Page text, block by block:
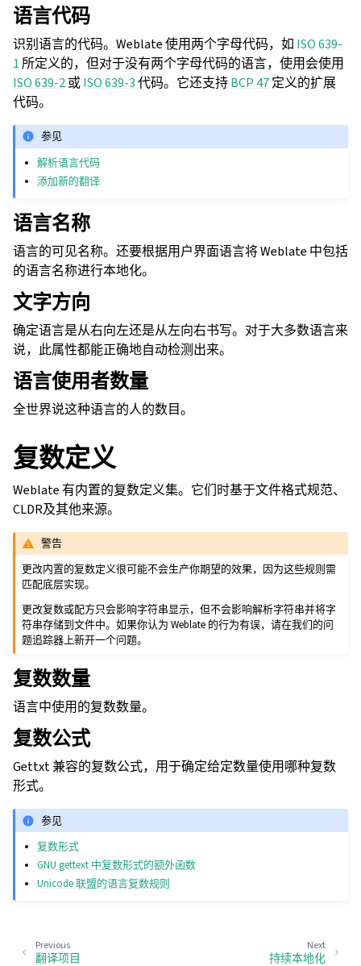
语言代码
识别语言的代码。Weblate 使用两个字母代码，如 ISO 639-
1 所定义的，但对于没有两个字母代码的语言，使用会使用
ISO 639-2或ISO 639-3代码。它还支持BCP 47定义的扩展
代码。
参见
解析语言代码
添加新的翻译
语言名称
语言的可见名称。还要根据用户界面语言将 Weblate 中包括
的语言名称进行本地化。
文字方向
确定语言是从右向左还是从左向右书写。对于大多数语言来
说，此属性都能正确地自动检测出来。
语言使用者数量
全世界说这种语言的人的数目。
复数定义
Weblate 有内置的复数定义集。它们时基于文件格式规范、
CLDR及其他来源。
警告
更改内置的复数定义很可能不会生产你期望的效果，因为这些规则需
匹配底层实现。
更改复数或配方只会影响字符串显示，但不会影响解析字符串并将字
符串存储到文件中。如果你认为 Weblate 的行为有误，请在我们的问
题追踪器上新开一个问题。
复数数量
语言中使用的复数数量。
复数公式
Gettxt 兼容的复数公式，用于确定给定数量使用哪种复数
形式。
参见
复数形式
GNU gettext 中复数形式的额外函数
Unicode 联盟的语言复数规则
Next
持续本地化
Previous
翻译项目